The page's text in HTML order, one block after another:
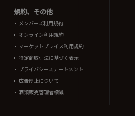
規約、その他
メンバーズ利用規約
オンライン利用規約
マーケットプレイス利用規約
特定商取引法に基づく表示
プライバシーステートメント
広告停止について
酒類販売管理者標識